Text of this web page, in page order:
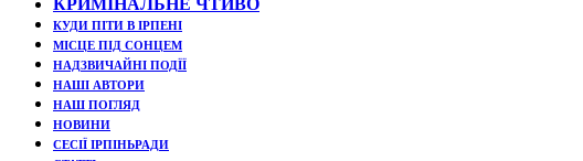
КУДИ ПІТИ В ІРПЕНІ
МІСЦЕ ПІД СОНЦЕМ
НАДЗВИЧАЙНІ ПОДЇЇ
НАШІ АВТОРИ
НАШ ПОГЛЯД
НОВИНИ
СЕСІЇ ІРПІНЬРАДИ